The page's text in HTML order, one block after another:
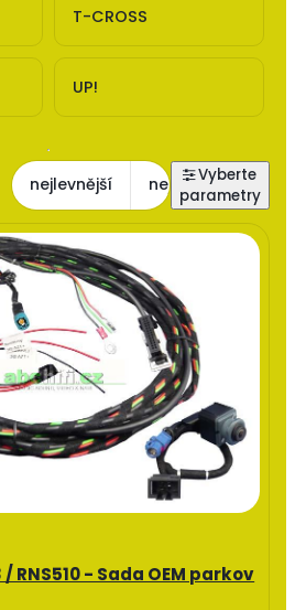
T-CROSS
UP!
nejlevnější nejdražší
/ RNS510 - Sada OEM parkov